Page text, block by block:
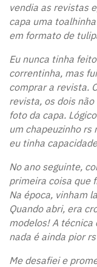
vendia as revistas
capa uma
em formato de
Eu nunca tinha
correntinha, mas
comprar a revista.
revista, os dois
foto da capa.
um chapeuzinho rs
eu tinha
No ano seguinte,
primeira coisa que
Na época, vinham
Quando abri, era
modelos! A técnica
nada é ainda pior
Me desafiei e